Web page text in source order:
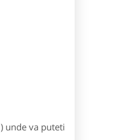
) unde va puteti